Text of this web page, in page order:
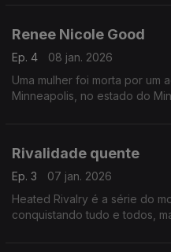
Renee Nicole Good
Ep. 4
08 jan. 2026
Uma mulher foi morta por um
Minneapolis, no estado do
Rivalidade quente
Ep. 3
07 jan. 2026
Heated Rivalry é a série do
conquistando tudo e todos,